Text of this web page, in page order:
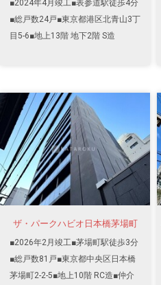
■2024年4月竣工■表参道駅徒歩4分
■総戸数24戸■東京都港区北青山3丁
目5-6■地上13階 地下2階 S造
ザ・パークハビオ日本橋茅場町
■2026年2月竣工■茅場町駅徒歩3分
■総戸数81戸■東京都中央区日本橋
茅場町2-2-5■地上10階 RC造■仲介